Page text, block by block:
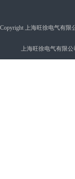
Copyright 上海旺徐电气有限
上海旺徐电气有限